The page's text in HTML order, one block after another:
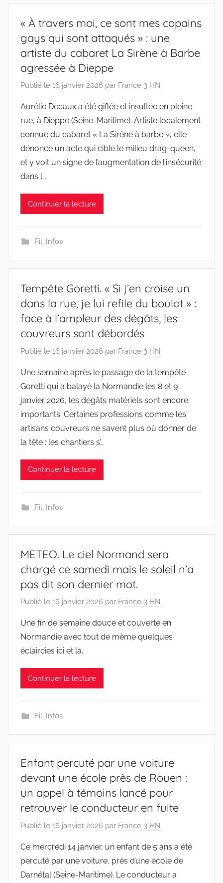
« À travers moi, ce sont mes copains
gays qui sont attaqués » : une
artiste du cabaret La Sirène à Barbe
agressée à Dieppe
Publié le 16 janvier 2026 par France 3 HN
Aurélie Decaux a été giflée et insultée en pleine
rue, à Dieppe (Seine-Maritime). Artiste localement
connue du cabaret « La Sirène à barbe », elle
dénonce un acte qui cible le milieu drag-queen,
et y voit un signe de l’augmentation de l’insécurité
dans l…
Continuer la lecture
Fil, Infos
Tempête Goretti. « Si j’en croise un
dans la rue, je lui refile du boulot » :
face à l’ampleur des dégâts, les
couvreurs sont débordés
Publié le 16 janvier 2026 par France 3 HN
Une semaine après le passage de la tempête
Goretti qui a balayé la Normandie les 8 et 9
janvier 2026, les dégâts matériels sont encore
importants. Certaines professions comme les
artisans couvreurs ne savent plus où donner de
la tête : les chantiers s’…
Continuer la lecture
Fil Infos
METEO. Le ciel Normand sera
chargé ce samedi mais le soleil n’a
pas dit son dernier mot.
Publié le 16 janvier 2026 par France 3 HN
Une fin de semaine douce et couverte en
Normandie avec tout de même quelques
éclaircies ici et là.
Continuer la lecture
Fil, Infos
Enfant percuté par une voiture
devant une école près de Rouen :
un appel à témoins lancé pour
retrouver le conducteur en fuite
Publié le 16 janvier 2026 par France 3 HN
Ce mercredi 14 janvier, un enfant de 5 ans a été
percuté par une voiture, près d’une école de
Darnétal (Seine-Maritime). Le conducteur a